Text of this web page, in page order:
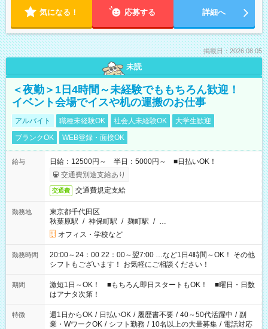
気になる！ 応募する 詳細へ
掲載日：2026.08.05
未読
＜夜勤＞1日4時間～未経験でももちろん歓迎！
イベント会場でイスや机の運搬のお仕事
アルバイト 職種未経験OK 社会人未経験OK
大学生歓迎
ブランクOK
WEB登録・面接OK
給与
日給：12500円～ 半日：5000円～ ■日払いOK！
交通費別途支給あり
交通費 交通費規定支給
勤務地
東京都千代田区
秋葉原駅 / 神保町駅 / 麹町駅 / …
オフィス・学校など
勤務時間
20:00～24：00 22：00～翌7:00 …など1日4時間～OK！ その他
シフトもございます！ お気軽にご相談ください！
期間
激短1日～OK！ ■もちろん即日スタートもOK！ ■曜日・日数
はアナタ次第！
特徴 週1日からOK / 日払いOK / 履歴書不要 / 40～50代活躍中 / 副
業・WワークOK / シフト勤務 / 10名以上の大量募集 / 電話対応